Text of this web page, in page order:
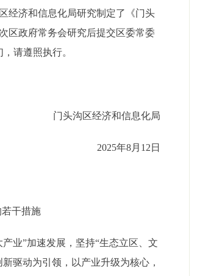
区经济和信息化局研究制定了《门头
次区政府常务会研究后提交区委常委
请遵照执行。
门头沟区经济和信息化局
2025年8月 12 日
干措施
产业”加速发展 ，坚持“生态立区、文
驱动为引领，以产业升级为核心，